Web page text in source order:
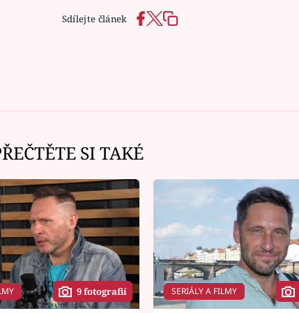
Sdílejte článek
SI TAKÉ
9 fotografií SERIÁLY A FILMY